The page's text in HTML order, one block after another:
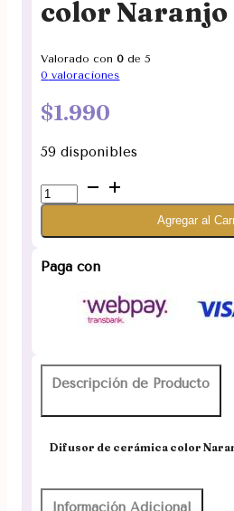
color Naranjo
Valorado con0 de 5
0 valoraciones
$1.990
59 disponibles
Difusor
de
Naranjo
Agregar al
Paga con
Descripción de Producto
Difusor de cerámica color
Información Adicional